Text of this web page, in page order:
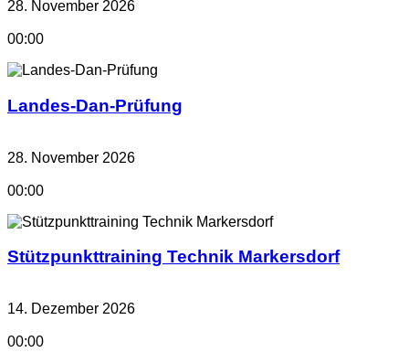
28. November 2026
00:00
Landes-Dan-Prüfung
28. November 2026
00:00
Stützpunkttraining Technik Markersdorf
14. Dezember 2026
00:00